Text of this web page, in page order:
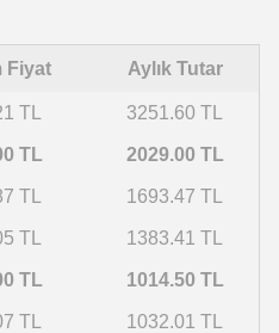
Fiyat Aylık Tutar
TL 3251.60 TL
TL 2029.00 TL
TL 1693.47 TL
TL 1383.41 TL
TL 1014.50 TL
TL 1032.01 TL